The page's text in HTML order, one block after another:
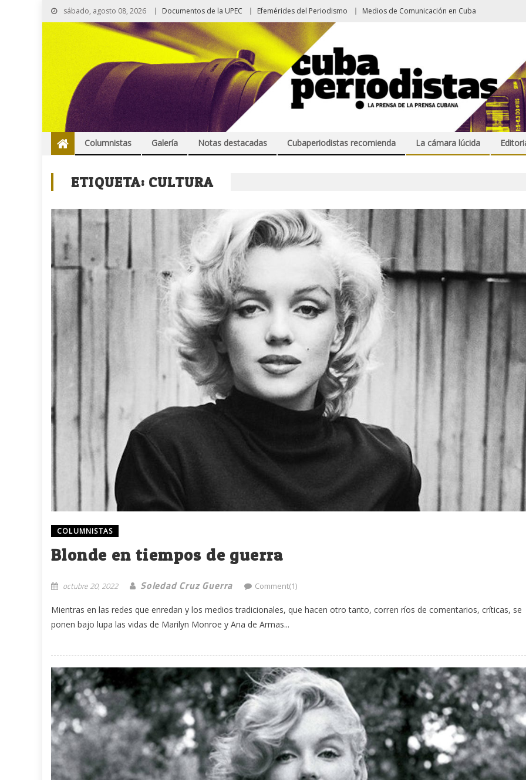
sábado, agosto 08, 2026 Documentos de la UPEC Efemérides del Periodismo Medios de Comunicación en Cuba
Columnistas Galería Notas destacadas Cubaperiodistas recomienda La cámara lúcida
ETIQUETA: CULTURA
COLUMNISTAS
Blonde en tiempos de guerra
octubre 20, 2022 Soledad Cruz Guerra Comment(1)
Mientras en las redes que enredan y los medios tradicionales, que hacen otro tanto, corren ríos de comentarios, críticas, se
ponen bajo lupa las vidas de Marilyn Monroe y Ana de Armas...